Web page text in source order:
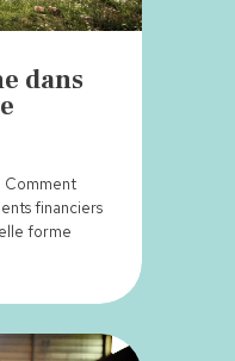
dans
Comment
financiers
forme